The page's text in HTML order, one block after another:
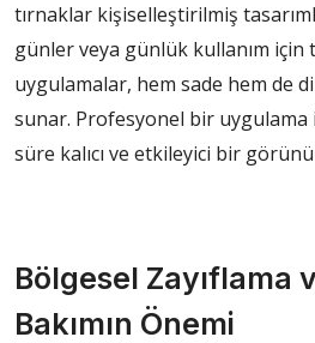
tırnaklar kişiselleştirilmiş
günler veya günlük kullanım için
uygulamalar, hem sade hem de
sunar. Profesyonel bir uygulama
süre kalıcı ve etkileyici bir
Bölgesel Zayıflama
Bakımın Önemi